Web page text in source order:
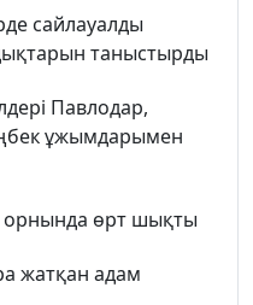
сайлауалды
таныстырды
Павлодар,
ұжымдарымен
орнында өрт шықты
жатқан адам